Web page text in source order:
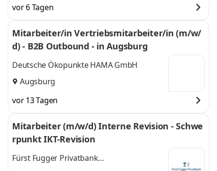
vor 6 Tagen
Mitarbeiter/in Vertriebsmitarbeiter/in (m/w/
d) - B2B Outbound - in Augsburg
Deutsche Ökopunkte HAMA GmbH
Augsburg
vor 13 Tagen
Mitarbeiter (m/w/d) Interne Revision - Schwe
rpunkt IKT-Revision
Fürst Fugger Privatbank